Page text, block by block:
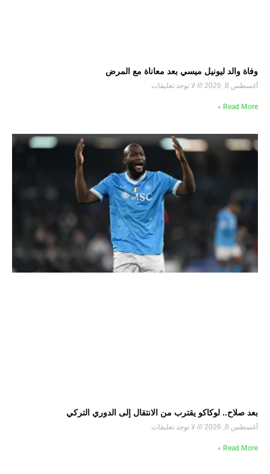
وفاة والد ليونيل ميسي بعد معاناة مع المرض
أغسطس 8, 2026 لا توجد تعليقات
Read More »
بعد صلاح.. لوكاكو يقترب من الانتقال إلى الدوري التركي
أغسطس 8, 2026 لا توجد تعليقات
Read More »